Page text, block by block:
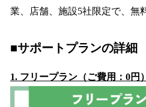
業、店舗、施設5社限定で、無
■サポートプランの詳細
1. フリープラン（ご費用：0円）